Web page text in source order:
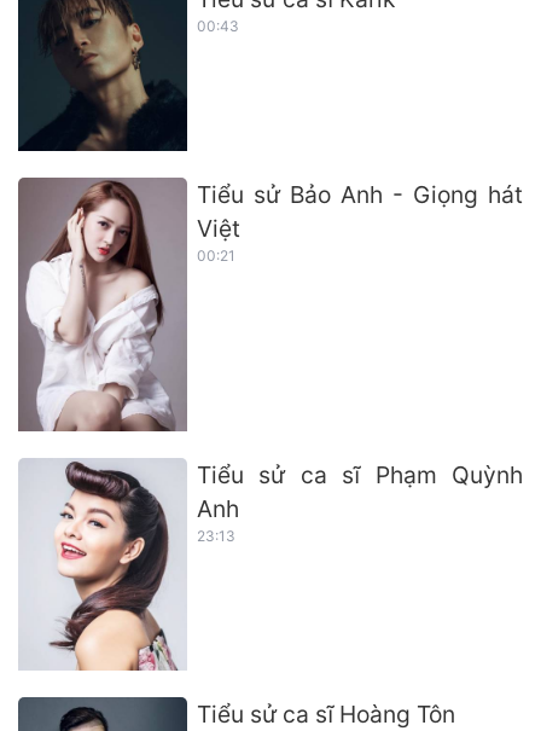
00:43
Tiểu sử Bảo Anh - Giọng hát
Việt
00:21
Tiểu sử ca sĩ Phạm Quỳnh
Anh
23:13
Tiểu sử ca sĩ Hoàng Tôn